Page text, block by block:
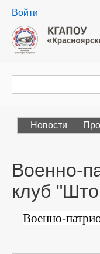
User
menu
Войти
Новости
Военно-
клуб
Военно-